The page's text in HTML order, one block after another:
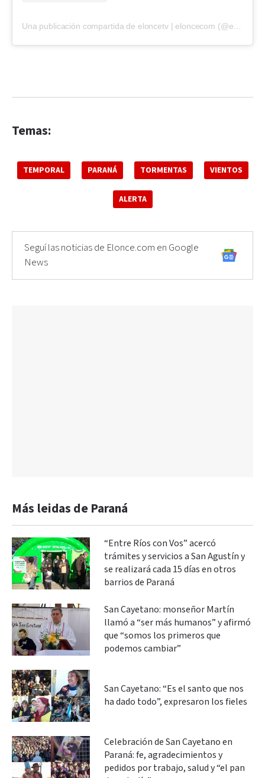
Temas:
TEMPORAL PARANÁ TORMENTAS VIENTOS
ALERTA
Seguí las noticias de Elonce.com en Google
News
Más leidas de Paraná
“Entre Ríos con Vos” acercó
trámites y servicios a San Agustín y
se realizará cada 15 días en otros
barrios de Paraná
San Cayetano: monseñor Martín
llamó a “ser más humanos” y afirmó
que “somos los primeros que
podemos cambiar”
San Cayetano: “Es el santo que nos
ha dado todo”, expresaron los fieles
Celebración de San Cayetano en
Paraná: fe, agradecimientos y
pedidos por trabajo, salud y “el pan